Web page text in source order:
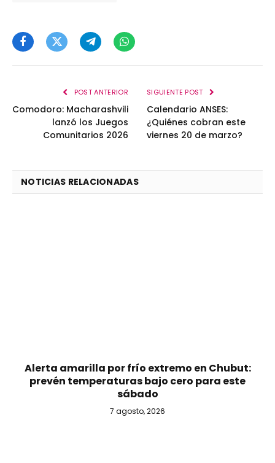
FacebookTwitterTelegramWhatsApp
POST ANTERIOR
Comodoro: Macharashvili
lanzó los Juegos
Comunitarios 2026
SIGUIENTE POST
Calendario ANSES:
¿Quiénes cobran este
viernes 20 de marzo?
NOTICIAS RELACIONADAS
Alerta amarilla por frío extremo en Chubut:
prevén temperaturas bajo cero para este
sábado
7 agosto, 2026